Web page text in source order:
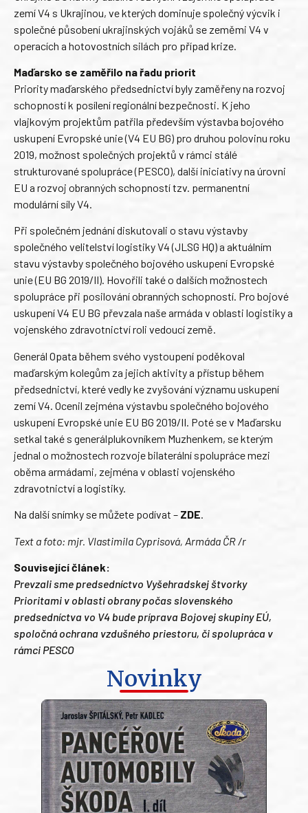
zemí V4 s Ukrajinou, ve kterých dominuje společný výcvik i
společné působení ukrajinských vojáků se zeměmi V4 v
operacích a hotovostních silách pro případ krize.
Maďarsko se zaměřilo na řadu priorit
Priority maďarského předsednictví byly zaměřeny na rozvoj
schopností k posílení regionální bezpečnosti. K jeho
vlajkovým projektům patřila především výstavba bojového
uskupení Evropské unie (V4 EU BG) pro druhou polovinu roku
2019, možnost společných projektů v rámci stálé
strukturované spolupráce (PESCO), další iniciativy na úrovni
EU a rozvoj obranných schopností tzv. permanentní
modulární síly V4.
Při společném jednání diskutovali o stavu výstavby
společného velitelství logistiky V4 (JLSG HQ) a aktuálním
stavu výstavby společného bojového uskupení Evropské
unie (EU BG 2019/II). Hovořili také o dalších možnostech
spolupráce při posilování obranných schopností. Pro bojové
uskupení V4 EU BG převzala naše armáda v oblasti logistiky a
vojenského zdravotnictví roli vedoucí země.
Generál Opata během svého vystoupení poděkoval
maďarským kolegům za jejich aktivity a přístup během
předsednictví, které vedly ke zvyšování významu uskupení
zemí V4. Ocenil zejména výstavbu společného bojového
uskupení Evropské unie EU BG 2019/II. Poté se v Maďarsku
setkal také s generálplukovníkem Muzhenkem, se kterým
jednal o možnostech rozvoje bilaterální spolupráce mezi
oběma armádami, zejména v oblasti vojenského
zdravotnictví a logistiky.
Na další snímky se můžete podívat – ZDE.
Text a foto: mjr. Vlastimila Cyprisová, Armáda ČR /r
Související článek:
Prevzali sme predsedníctvo Vyšehradskej štvorky
Prioritami v oblasti obrany počas slovenského
predsedníctva vo V4 bude príprava Bojovej skupiny EÚ,
spoločná ochrana vzdušného priestoru, či spolupráca v
rámci PESCO
Novinky